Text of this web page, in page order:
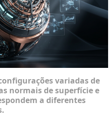
variadas de
normais de superfície e
a diferentes